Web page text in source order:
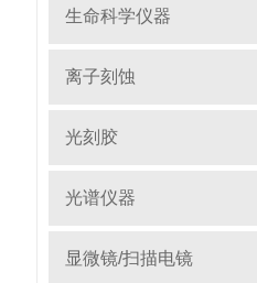
生命科学仪器
离子刻蚀
光刻胶
光谱仪器
显微镜/扫描电镜